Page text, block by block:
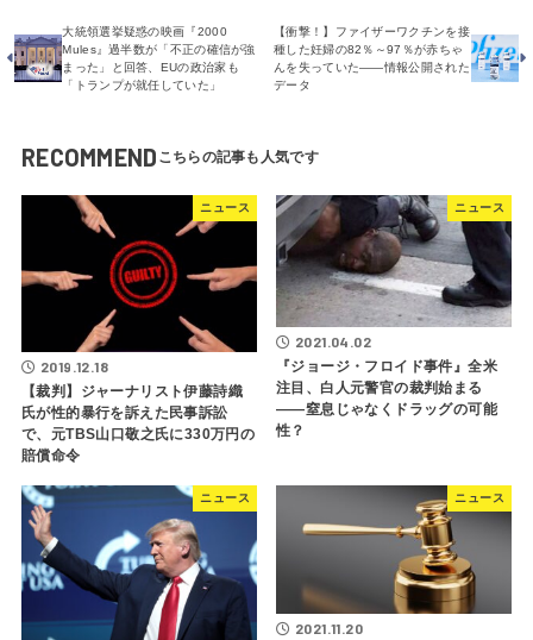
大統領選挙疑惑の映画『2000
Mules』過半数が「不正の確信が強
まった」と回答、EUの政治家も
「トランプが就任していた」
【衝撃！】ファイザーワクチンを接
種した妊婦の82％～97％が赤ちゃ
んを失っていた――情報公開された
データ
RECOMMEND
ニュース
2019.12.18
【裁判】ジャーナリスト伊藤詩織
氏が性的暴行を訴えた民事訴訟
で、元TBS山口敬之氏に330万円の
賠償命令
ニュース
2021.04.02
『ジョージ・フロイド事件』全米
注目、白人元警官の裁判始まる
――窒息じゃなくドラッグの可能
性？
ニュース ニュース
2021.11.20